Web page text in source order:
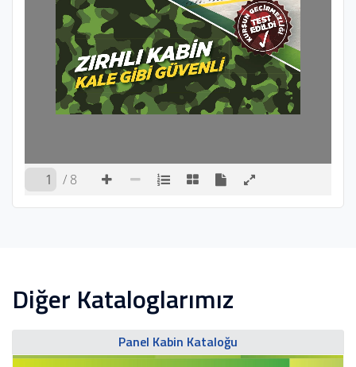
/ 8
Diğer Kataloglarımız
Panel Kabin Kataloğu